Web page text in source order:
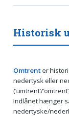
Historisk
Omtrenter
nedertysk eller
(‘umtrent’/
Indlånet hænger
nedertyske/